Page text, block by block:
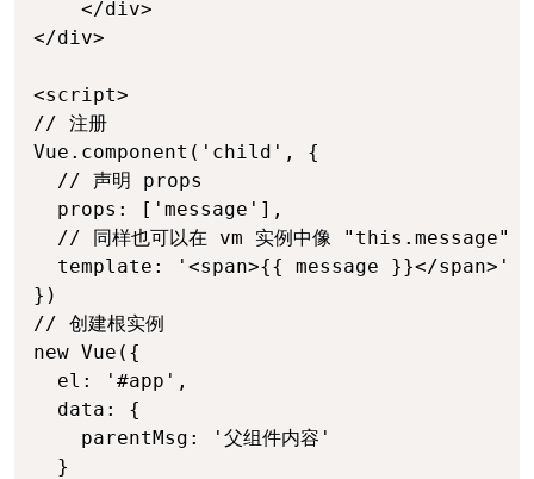
    </div>
</div>
<script>
// 注册
Vue.component('child', {
  // 声明 props
  props: ['message'],
// 同样也可以在 vm 实例中像 "this.message"
  template: '<span>{{ message }}</span>'
})
// 创建根实例
new Vue({
  el: '#app',
  data: {
    parentMsg: '父组件内容'
  }